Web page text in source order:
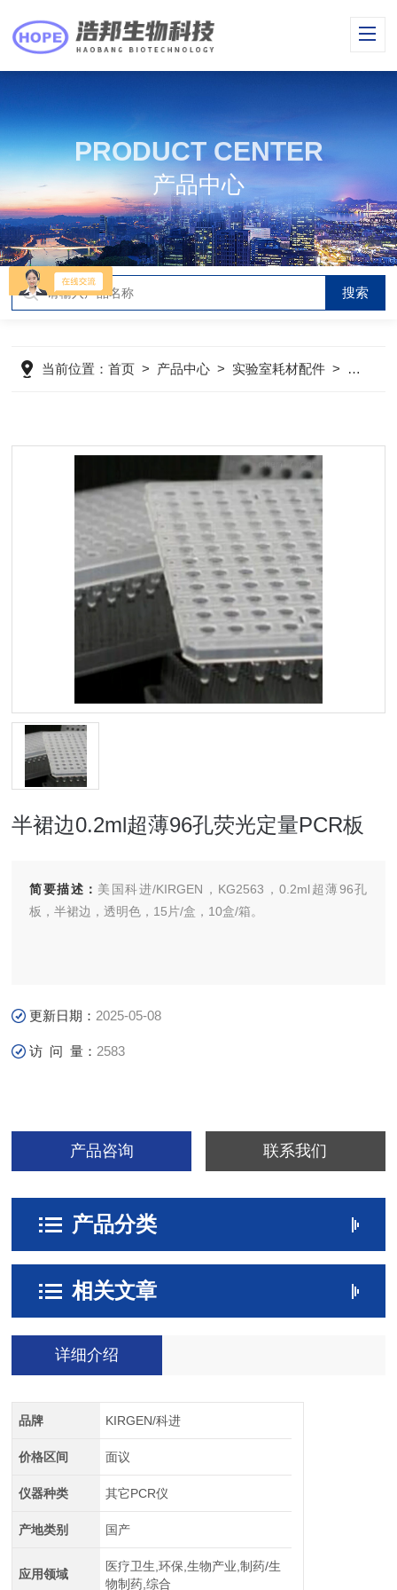
PRODUCT CENTER
产品中心
当前位置：首页 > 产品中心 > 实验室耗材配件 > PCR板
半裙边0.2ml超薄96孔荧光定量PCR板
简要描述： 美国科进/KIRGEN，KG2563，0.2ml超薄96孔
板，半裙边，透明色，15片/盒，10盒/箱。
更新日期： 2025-05-08
访 问 量： 2583
产品咨询 联系我们
产品分类
相关文章
详细介绍
品牌 KIRGEN/科进
价格区间 面议
仪器种类 其它PCR仪
产地类别 国产
应用领域
医疗卫生,环保,生物产业,制药/生
物制药,综合